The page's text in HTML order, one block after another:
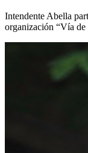
Intendente Abella
organización “Vía de